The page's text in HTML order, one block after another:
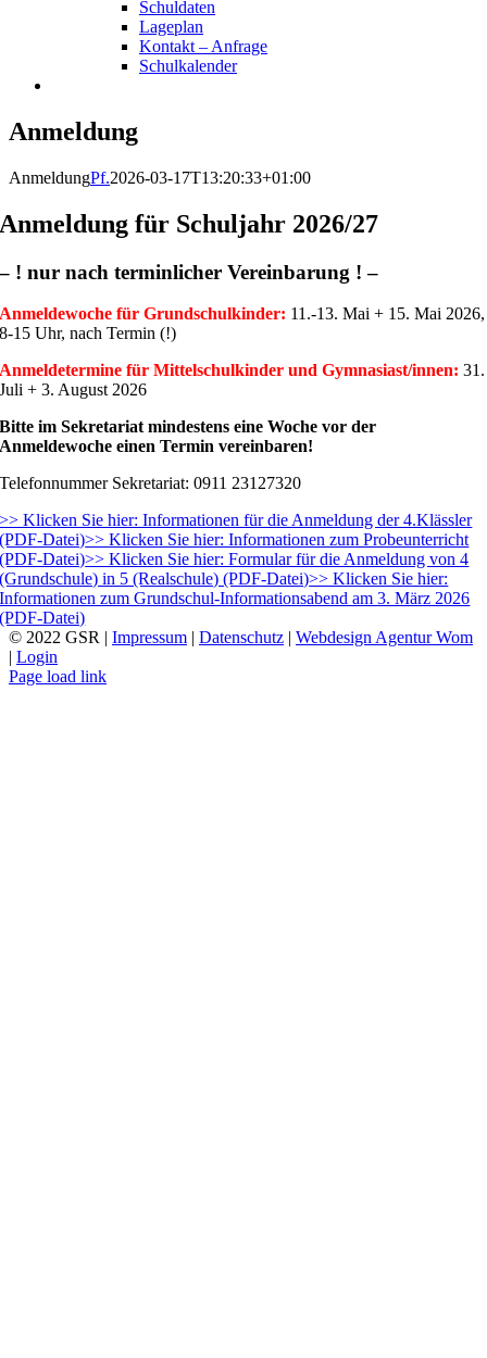
Schuldaten
Lageplan
Kontakt – Anfrage
Schulkalender
Anmeldung
AnmeldungPf.2026-03-17T13:20:33+01:00
Anmeldung für Schuljahr 2026/27
– ! nur nach terminlicher Vereinbarung ! –
Anmeldewoche für Grundschulkinder: 11.-13. Mai + 15. Mai 2026,
8-15 Uhr, nach Termin (!)
Anmeldetermine für Mittelschulkinder und Gymnasiast/innen: 31.
Juli + 3. August 2026
Bitte im Sekretariat mindestens eine Woche vor der
Anmeldewoche einen Termin vereinbaren!
Telefonnummer Sekretariat: 0911 23127320
>> Klicken Sie hier: Informationen für die Anmeldung der 4.Klässler
(PDF-Datei)>> Klicken Sie hier: Informationen zum Probeunterricht
(PDF-Datei)>> Klicken Sie hier: Formular für die Anmeldung von 4
(Grundschule) in 5 (Realschule) (PDF-Datei)>> Klicken Sie hier:
Informationen zum Grundschul-Informationsabend am 3. März 2026
(PDF-Datei)
© 2022 GSR | Impressum | Datenschutz | Webdesign Agentur Wom
| Login
Page load link